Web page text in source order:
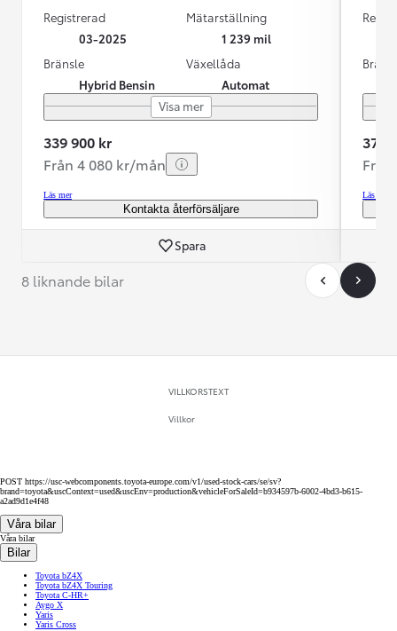
Registrerad
03-2025
Mätarställning
1 239 mil
Bränsle
Hybrid Bensin
Växellåda
Automat
Visa mer
339 900 kr
Från 4 080 kr/mån
Läs mer
Kontakta återförsäljare
Spara
379
Läs mer
8 liknande bilar
VILLKORSTEXT
Villkor
POST https://usc-webcomponents.toyota-europe.com/v1/used-stock-cars/se/sv?
brand=toyota&uscContext=used&uscEnv=production&vehicleForSaleId=b934597b-6002-4bd3-b615-
a2ad9d1e4f48
Våra bilar
Våra bilar
Bilar
Toyota bZ4X
Toyota bZ4X Touring
Toyota C-HR+
Aygo X
Yaris
Yaris Cross